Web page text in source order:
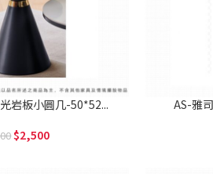
岩板小圓几-50*52...
2,500
AS-雅